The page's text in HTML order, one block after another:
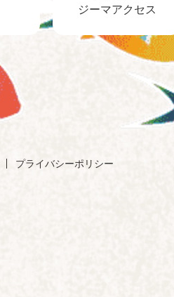
ジーマアクセス
プライバシーポリシー